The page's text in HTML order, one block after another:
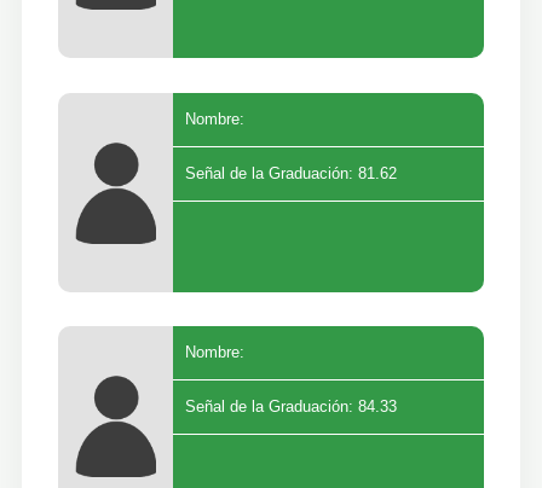
Nombre:
Señal de la Graduación: 81.62
Nombre:
Señal de la Graduación: 84.33